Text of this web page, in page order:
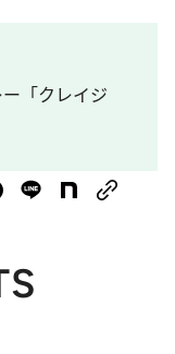
「クレイジ